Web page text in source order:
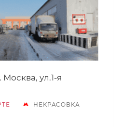
Москва, ул.1-я
НЕКРАСОВКА